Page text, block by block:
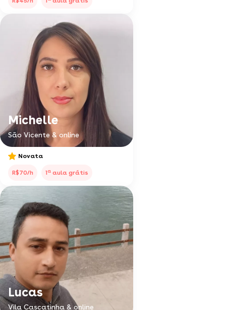
Michelle
São Vicente & online
Novata
R$70/h 1a aula grátis
Lucas
Vila Cascatinha & online